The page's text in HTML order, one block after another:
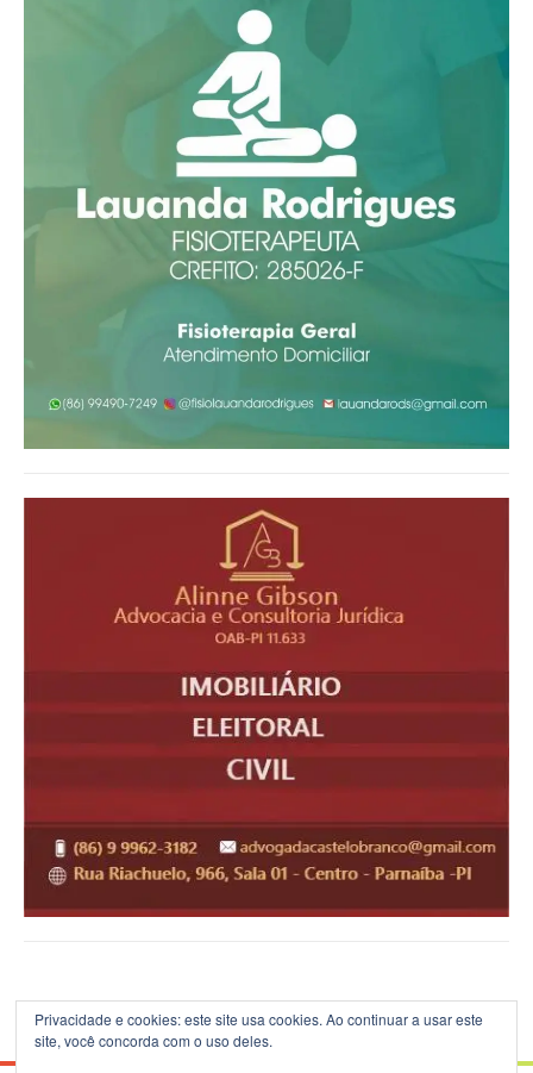
Privacidade e cookies: este site usa cookies. Ao continuar a usar este
site, você concorda com o uso deles.